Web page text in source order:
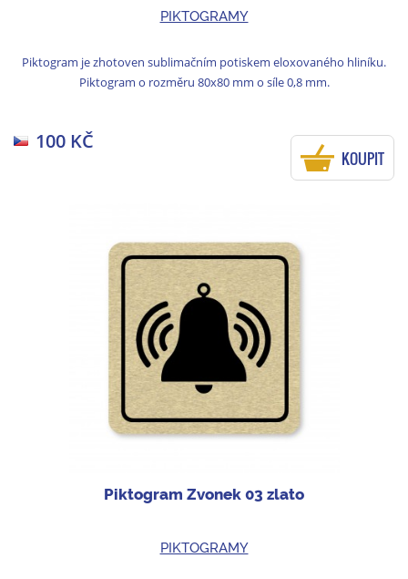
PIKTOGRAMY
Piktogram je zhotoven sublimačním potiskem eloxovaného hliníku.
Piktogram o rozměru 80x80 mm o síle 0,8 mm.
100 KČ
KOUPIT
Piktogram Zvonek 03 zlato
PIKTOGRAMY